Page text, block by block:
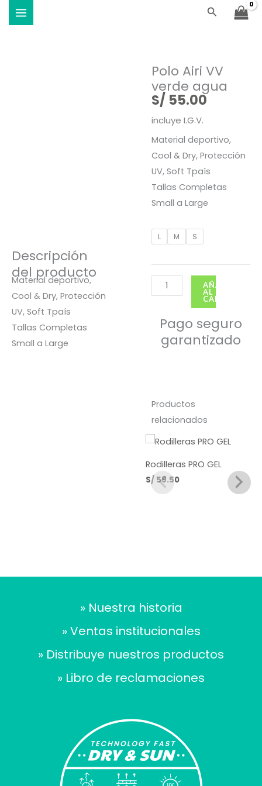
Buscar
Descripción
del producto
Material deportivo,
Cool & Dry, Protección
UV, Soft Tpaís
Tallas Completas
Small a Large
Polo Airi VV
verde agua
S/ 55.00
incluye I.G.V.
Material deportivo,
Cool & Dry, Protección
UV, Soft Tpaís
Tallas Completas
Small a Large
L M S
Polo
VV
verde
agua
AÑADIR
AL
CARRITO
Pago seguro
garantizado
Productos
relacionados
Rodilleras PRO GEL
S/ 59.50
» Nuestra historia
» Ventas institucionales
» Distribuye nuestros productos
» Libro de reclamaciones